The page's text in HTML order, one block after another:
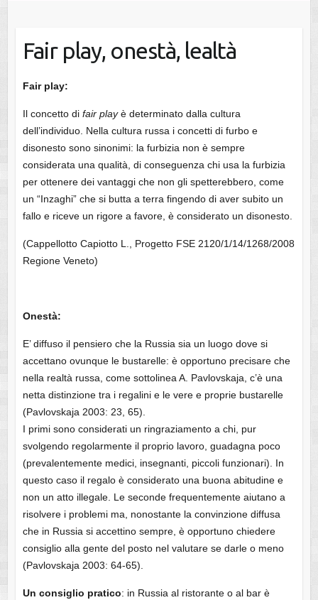
Fair play, onestà, lealtà
Fair play:
Il concetto di fair playè determinato dalla cultura
dell’individuo. Nella cultura russa i concetti di furbo e
disonesto sono sinonimi: la furbizia non è sempre
considerata una qualità, di conseguenza chi usa la furbizia
per ottenere dei vantaggi che non gli spetterebbero, come
un “Inzaghi” che si butta a terra fingendo di aver subito un
fallo e riceve un rigore a favore, è considerato un disonesto.
(Cappellotto Capiotto L., Progetto FSE 2120/1/14/1268/2008
Regione Veneto)
Onestà:
E’ diffuso il pensiero che la Russia sia un luogo dove si
accettano ovunque le bustarelle: è opportuno precisare che
nella realtà russa, come sottolinea A. Pavlovskaja, c’è una
netta distinzione tra i regalini e le vere e proprie bustarelle
(Pavlovskaja 2003: 23, 65).
I primi sono considerati un ringraziamento a chi, pur
svolgendo regolarmente il proprio lavoro, guadagna poco
(prevalentemente medici, insegnanti, piccoli funzionari). In
questo caso il regalo è considerato una buona abitudine e
non un atto illegale. Le seconde frequentemente aiutano a
risolvere i problemi ma, nonostante la convinzione diffusa
che in Russia si accettino sempre, è opportuno chiedere
consiglio alla gente del posto nel valutare se darle o meno
(Pavlovskaja 2003: 64-65).
Un consiglio pratico: in Russia al ristorante o al bar è